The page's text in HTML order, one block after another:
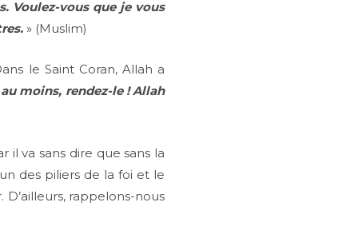
Voulez-vous que je vous
» (Muslim)
le Saint Coran, Allah a
moins, rendez-le ! Allah
il va sans dire que sans la
des piliers de la foi et le
rappelons-nous